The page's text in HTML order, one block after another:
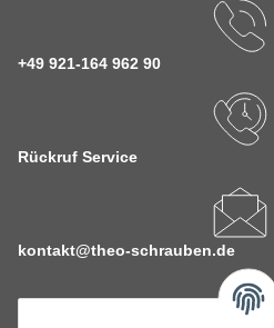
+49 921-164 962 90
Rückruf Service
kontakt@theo-schrauben.de